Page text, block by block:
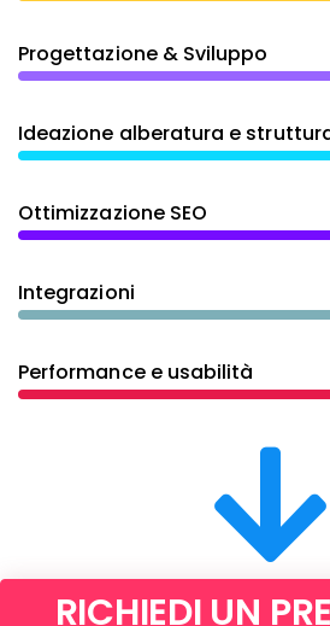
Progettazione & Sviluppo
Ideazione alberatura e
Ottimizzazione SEO
Integrazioni
Performance e usabilità
RICHIEDI UN